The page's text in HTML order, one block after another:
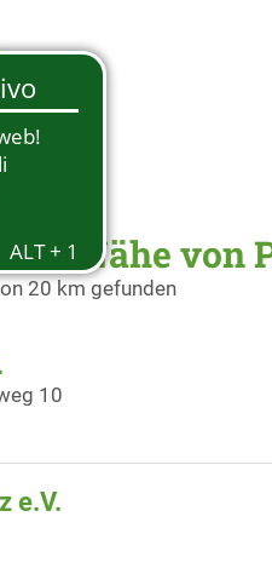
Nähe von
20 km gefunden
10
e.V.